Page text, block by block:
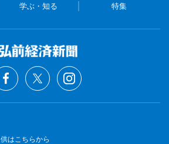
学ぶ・知る 特集
はこちらから